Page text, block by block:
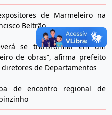
de Marmeleiro na
Beltrão
se transformar em um
de obras”, afirma prefeito
de Departamentos
de encontro regional de